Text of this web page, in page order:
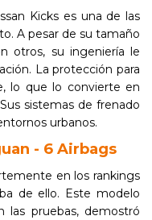
Kicks es una de las
A pesar de su tamaño
otros, su ingeniería le
La protección para
lo que lo convierte en
sistemas de frenado
urbanos.
- 6 Airbags
en los rankings
de ello. Este modelo
las pruebas, demostró